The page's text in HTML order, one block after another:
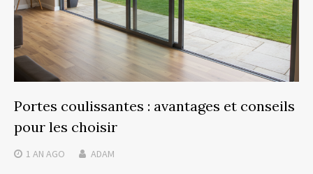
Portes coulissantes : avantages et conseils
pour les choisir
1 AN AGO ADAM